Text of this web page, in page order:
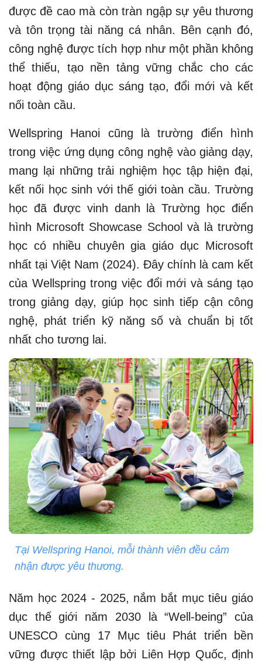
được đề cao mà còn tràn ngập sự yêu thương
và tôn trọng tài năng cá nhân. Bên cạnh đó,
công nghệ được tích hợp như một phần không
thể thiếu, tạo nền tảng vững chắc cho các
hoạt động giáo dục sáng tạo, đổi mới và kết
nối toàn cầu.
Wellspring Hanoi cũng là trường điển hình
trong việc ứng dụng công nghệ vào giảng dạy,
mang lại những trải nghiệm học tập hiện đại,
kết nối học sinh với thế giới toàn cầu. Trường
học đã được vinh danh là Trường học điển
hình Microsoft Showcase School và là trường
học có nhiều chuyên gia giáo dục Microsoft
nhất tại Việt Nam (2024). Đây chính là cam kết
của Wellspring trong việc đổi mới và sáng tạo
trong giảng dạy, giúp học sinh tiếp cận công
nghệ, phát triển kỹ năng số và chuẩn bị tốt
nhất cho tương lai.
Tại Wellspring Hanoi, mỗi thành viên đều cảm
nhận được yêu thương.
Năm học 2024 - 2025, nắm bắt mục tiêu giáo
dục thế giới năm 2030 là “Well-being” của
UNESCO cùng 17 Mục tiêu Phát triển bền
vững được thiết lập bởi Liên Hợp Quốc, định